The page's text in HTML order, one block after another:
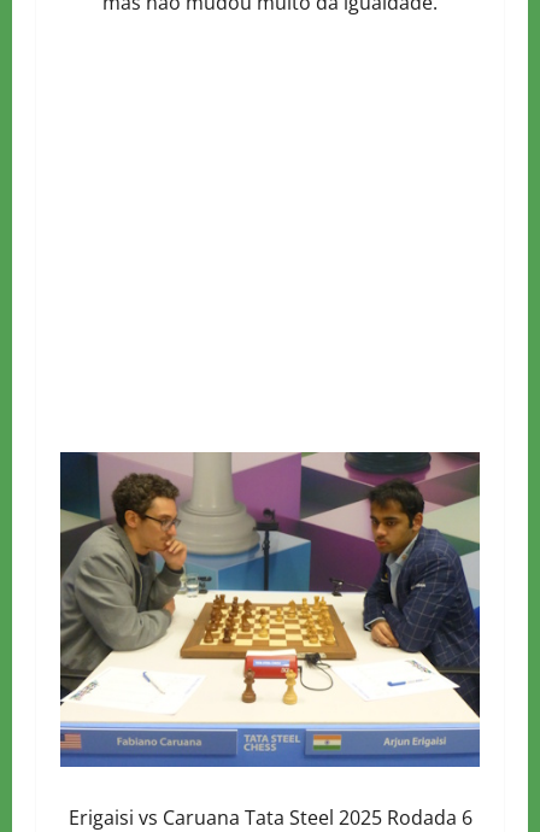
Erigaisi vs Caruana Tata Steel 2025 Rodada 6